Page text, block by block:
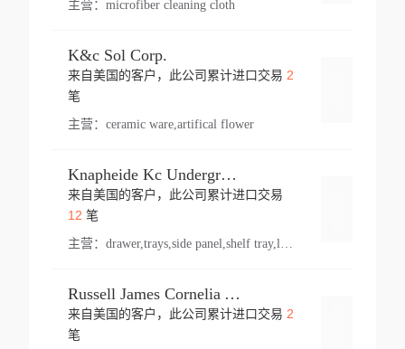
主营： microfiber cleaning cloth
K&c Sol Corp.
来自美国的客户，此公司累计进口交易 2
笔
主营： ceramic ware,artifical flower
Knapheide Kc Underground
来自美国的客户，此公司累计进口交易
12 笔
主营：
Russell James Cornelia Arlington Va
来自美国的客户，此公司累计进口交易 2
笔